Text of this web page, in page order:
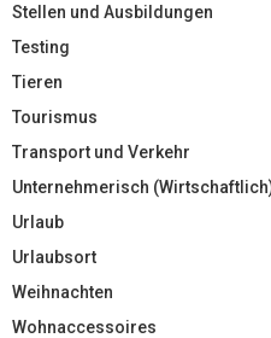
Stellen und Ausbildungen
Testing
Tieren
Tourismus
Transport und Verkehr
Unternehmerisch
Urlaub
Urlaubsort
Weihnachten
Wohnaccessoires